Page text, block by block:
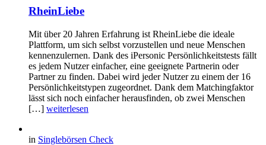
RheinLiebe
Mit über 20 Jahren Erfahrung ist RheinLiebe die ideale
Plattform, um sich selbst vorzustellen und neue Menschen
kennenzulernen. Dank des iPersonic Persönlichkeitstests fällt
es jedem Nutzer einfacher, eine geeignete Partnerin oder
Partner zu finden. Dabei wird jeder Nutzer zu einem der 16
Persönlichkeitstypen zugeordnet. Dank dem Matchingfaktor
lässt sich noch einfacher herausfinden, ob zwei Menschen
[…] weiterlesen
in Singlebörsen Check